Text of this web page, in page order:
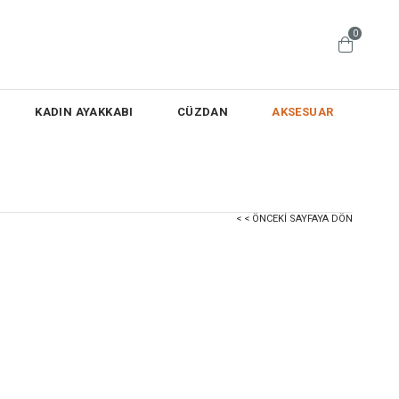
0
KADIN AYAKKABI CÜZDAN AKSESUAR
< < ÖNCEKI SAYFAYA DÖN